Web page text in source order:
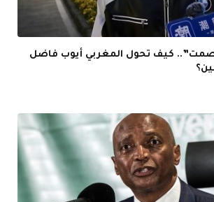
بصمت”.. كيف تحول المغربي أيوب فاضل